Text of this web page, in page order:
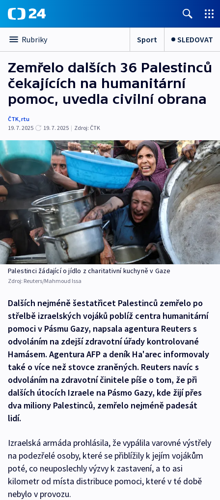
Rubriky Sport SLEDOVAT
Zemřelo dalších 36 Palestinců
čekajících na humanitární
pomoc, uvedla civilní obrana
ČTK,rtu
19. 7. 2025
19. 7. 2025 | Zdroj: ČTK
Palestinci žádající o jídlo z charitativní kuchyně v Gaze
Zdroj: Reuters/Mahmoud Issa
Dalších nejméně šestatřicet Palestinců zemřelo po
střelbě izraelských vojáků poblíž centra humanitární
pomoci v Pásmu Gazy, napsala agentura Reuters s
odvoláním na zdejší zdravotní úřady kontrolované
Hamásem. Agentura AFP a deník Ha'arec informovaly
také o více než stovce zraněných. Reuters navíc s
odvoláním na zdravotní činitele píše o tom, že při
dalších útocích Izraele na Pásmo Gazy, kde žijí přes
dva miliony Palestinců, zemřelo nejméně padesát
lidí.
Izraelská armáda prohlásila, že vypálila varovné výstřely
na podezřelé osoby, které se přiblížily k jejím vojákům
poté, co neuposlechly výzvy k zastavení, a to asi
kilometr od místa distribuce pomoci, které v té době
nebylo v provozu.